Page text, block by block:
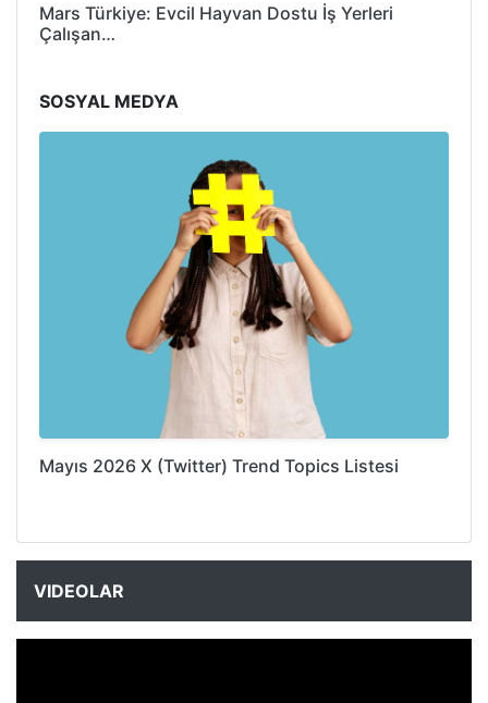
Mars Türkiye: Evcil Hayvan Dostu İş Yerleri
Çalışan…
SOSYAL MEDYA
Mayıs 2026 X (Twitter) Trend Topics Listesi
VIDEOLAR